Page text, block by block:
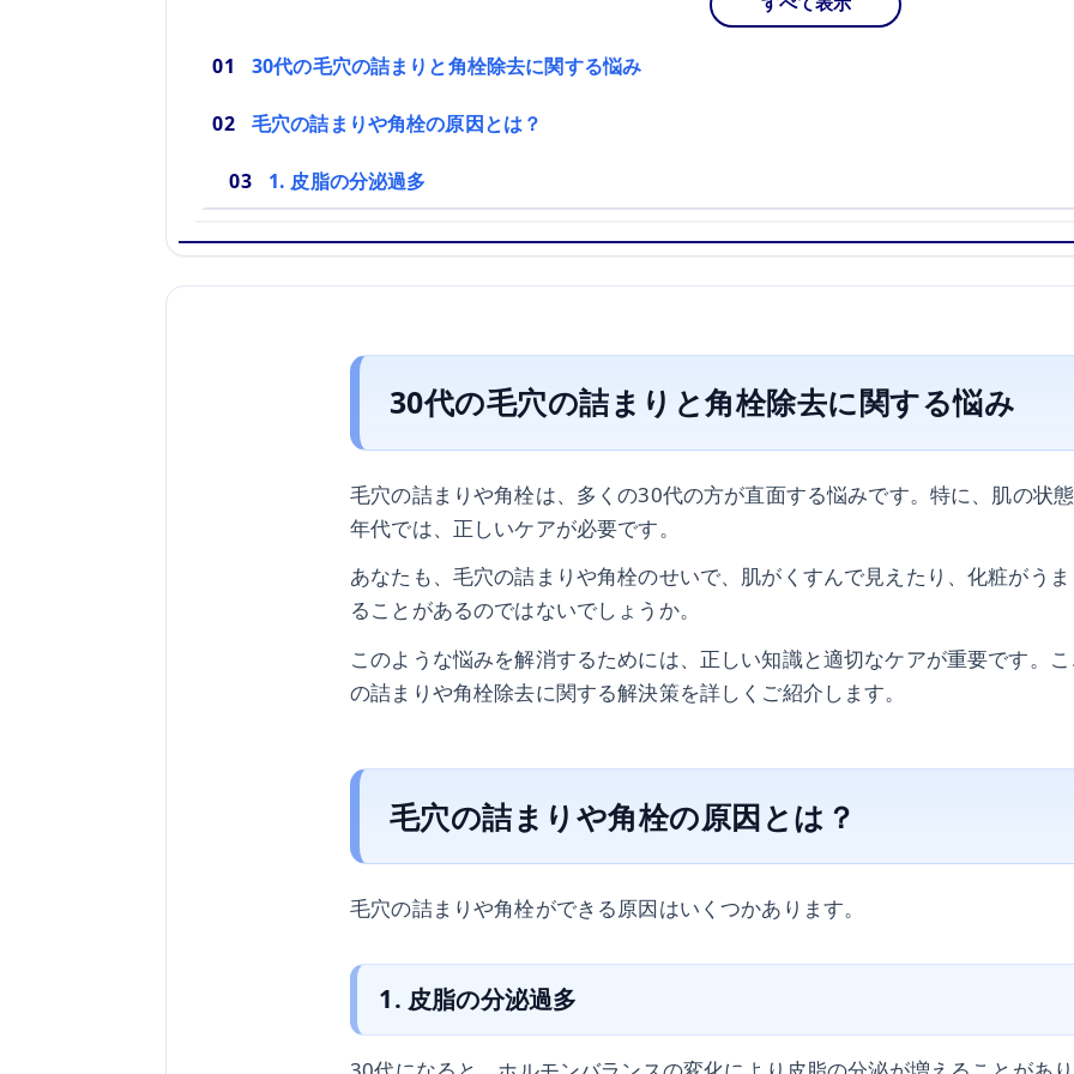
30代の毛穴の詰まりと角栓除去に関する悩み
毛穴の詰まりや角栓の原因とは？
1. 皮脂の分泌過多
30代の毛穴の詰まりと角栓除去に関する悩み
毛穴の詰まりや角栓は、多くの30代の方が直面する悩みです。特に、肌の状
年代では、正しいケアが必要です。
あなたも、毛穴の詰まりや角栓のせいで、肌がくすんで見えたり、化粧がう
ることがあるのではないでしょうか。
このような悩みを解消するためには、正しい知識と適切なケアが重要です。
の詰まりや角栓除去に関する解決策を詳しくご紹介します。
毛穴の詰まりや角栓の原因とは？
毛穴の詰まりや角栓ができる原因はいくつかあります。
1. 皮脂の分泌過多